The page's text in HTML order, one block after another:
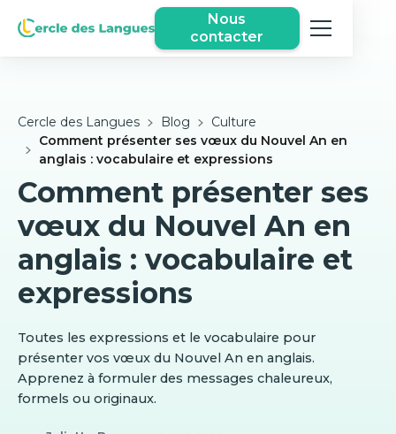
Nous
contacter
Cercle des Langues Blog
Culture
Comment présenter ses vœux du Nouvel An en
anglais : vocabulaire et expressions
Comment présenter ses
vœux du Nouvel An en
anglais : vocabulaire et
expressions
Toutes les expressions et le vocabulaire pour
présenter vos vœux du Nouvel An en anglais.
Apprenez à formuler des messages chaleureux,
formels ou originaux.